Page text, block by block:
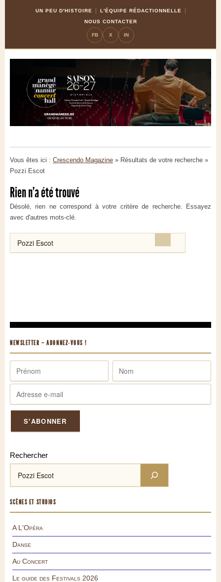
UN PEU D'HISTOIRE
L'ÉQUIPE RÉDACTIONNELLE
NOUS CONTACTER
FB X IN
Vous êtes ici : Crescendo Magazine » Résultats de votre recherche »
Pozzi Escot
Rien n'a été trouvé
Désolé, rien ne correspond à votre critère de recherche. Essayez
avec d'autres mots-clé.
NEWSLETTER – ABONNEZ-VOUS !
Rechercher
SCÈNES ET STUDIOS
A L'Opéra
Danse
Au Concert
Le guide des Festivals 2026